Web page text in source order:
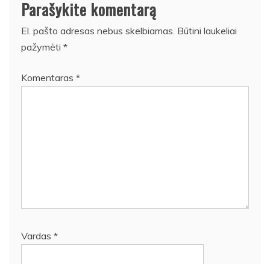
Parašykite komentarą
El. pašto adresas nebus skelbiamas. Būtini laukeliai
pažymėti *
Komentaras *
Vardas *